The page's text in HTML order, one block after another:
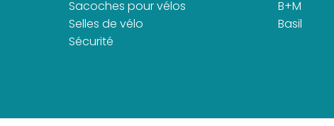
Sacoches pour vélos
Selles de vélo
Sécurité
B+M
Basil